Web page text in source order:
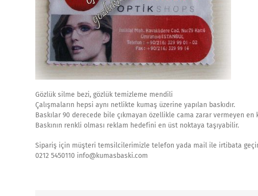
Gözlük silme bezi, gözlük temizleme mendili
Çalışmaların hepsi aynı netlikte kumaş üzerine yapılan baskıdır.
Baskılar 90 derecede bile çıkmayan özellikle cama zarar vermeyen en
Baskının renkli olması reklam hedefini en üst noktaya taşıyabilir.
Sipariş için müşteri temsilcilerimizle telefon yada mail ile irtibata
0212 5450110 info@kumasbaski.com